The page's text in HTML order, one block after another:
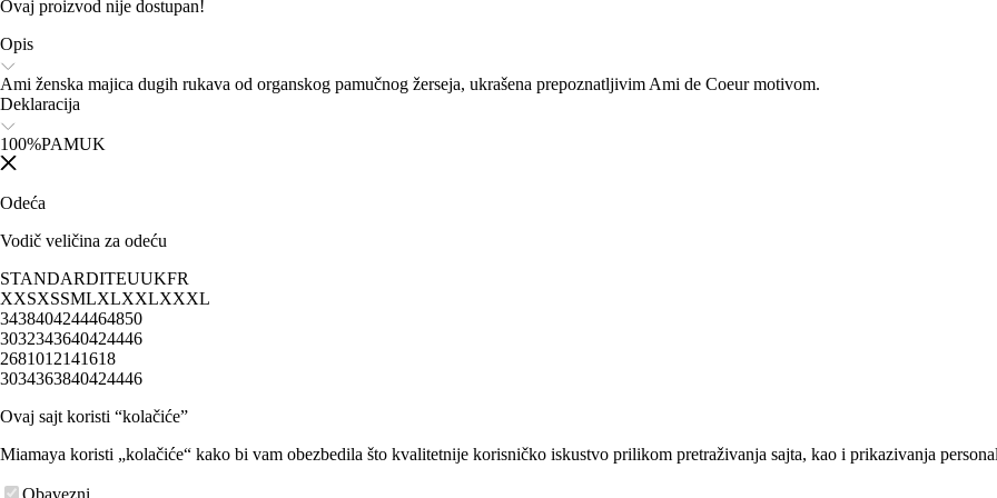
Ovaj proizvod nije dostupan!
Opis
Ami ženska majica dugih rukava od organskog pamučnog žerseja, ukrašena prepoznatljivim Ami de Coeur motivom.
Deklaracija
100%PAMUK
Odeća
Vodič veličina za odeću
STANDARDITEUUKFR
XXSXSSMLXLXXLXXXL
3438404244464850
3032343640424446
2681012141618
3034363840424446
Ovaj sajt koristi “kolačiće”
Miamaya koristi „kolačiće“ kako bi vam obezbedila što kvalitetnije korisničko iskustvo prilikom pretraživanja sajta, kao i prikazivanja
Obavezni